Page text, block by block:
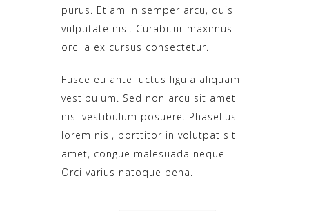
purus. Etiam in semper arcu, quis
vulputate nisl. Curabitur maximus
orci a ex cursus consectetur.
Fusce eu ante luctus ligula aliquam
vestibulum. Sed non arcu sit amet
nisl vestibulum posuere. Phasellus
lorem nisl, porttitor in volutpat sit
amet, congue malesuada neque.
Orci varius natoque pena.